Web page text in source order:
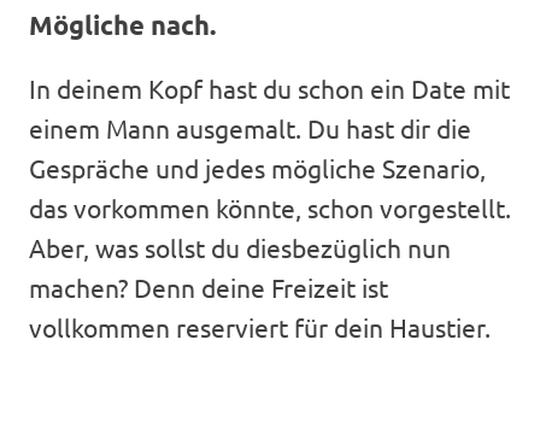
Mögliche nach.
In deinem Kopf hast du schon ein Date mit
einem Mann ausgemalt. Du hast dir die
Gespräche und jedes mögliche Szenario,
das vorkommen könnte, schon vorgestellt.
Aber, was sollst du diesbezüglich nun
machen? Denn deine Freizeit ist
vollkommen reserviert für dein Haustier.